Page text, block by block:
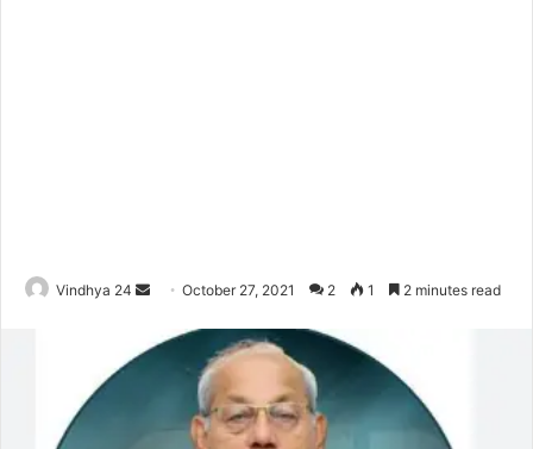
Vindhya 24
Send
email
October 27, 2021 2 1 2 minutes read